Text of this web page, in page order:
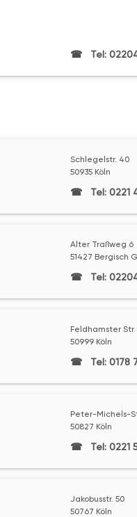
Tel:
Schlegelstr. 40
50935 Köln
Tel: 0221
Alter Traßweg 6
51427 Bergisch
Tel:
Feldhamster Str.
50999 Köln
Tel: 0178
Peter-Michels-
50827 Köln
Tel: 0221
Jakobusstr. 50
50767 Köln